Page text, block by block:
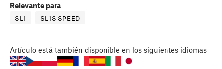
Relevante para
SL1 SL1S SPEED
Artículo está también disponible en los siguientes idiomas